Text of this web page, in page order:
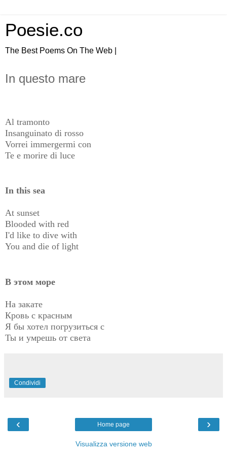
Poesie.co
The Best Poems On The Web |
In questo mare
Al tramonto
Insanguinato di rosso
Vorrei immergermi con
Te e morire di luce
In this sea
At sunset
Blooded with red
I'd like to dive with
You and die of light
В этом море
На закате
Кровь с красным
Я бы хотел погрузиться с
Ты и умрешь от света
Condividi
‹ ›
Home page
Visualizza versione web